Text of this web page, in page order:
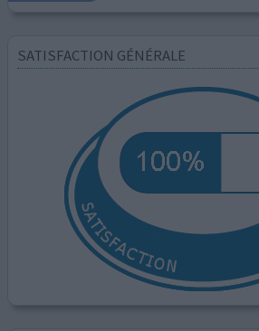
SATISFACTION GÉNÉRALE